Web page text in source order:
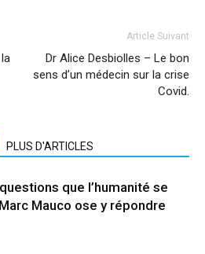
Article Suivant
Dr Alice Desbiolles – Le bon
sens d’un médecin sur la crise
Covid.
PLUS D'ARTICLES
que l’humanité se
Mauco ose y répondre